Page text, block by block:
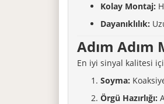
Kolay Montaj:
Dayanıklılık:
Adım Adım
En iyi sinyal kalitesi
Soyma:
Örgü Hazırlığı: